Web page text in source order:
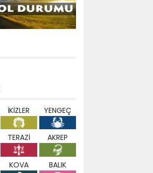
İKİZLER YENGEÇ
TERAZİ AKREP
KOVA BALIK